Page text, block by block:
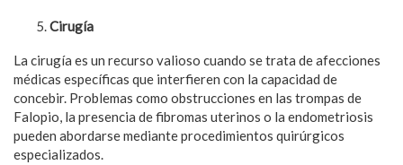
Cirugía
La cirugía es un recurso valioso cuando se trata de afecciones
médicas específicas que interfieren con la capacidad de
concebir. Problemas como obstrucciones en las trompas de
Falopio, la presencia de fibromas uterinos o la endometriosis
pueden abordarse mediante procedimientos quirúrgicos
especializados.